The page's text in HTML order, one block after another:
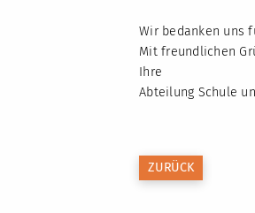
Wir bedanken uns
Mit freundlichen
Ihre
Abteilung Schule
ZURÜCK